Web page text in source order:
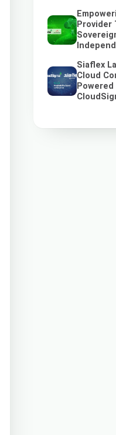
Provider
Siaflex
Cloud
Powered